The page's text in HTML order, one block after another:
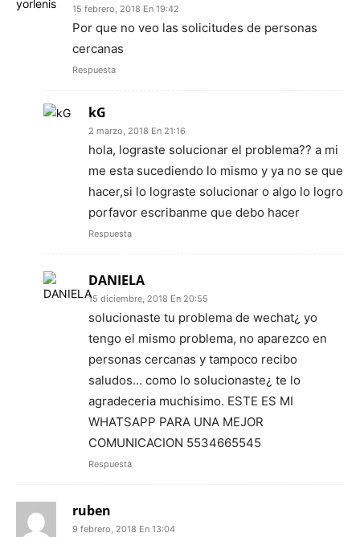
15 febrero, 2018 En 19:42
Por que no veo las solicitudes de personas
cercanas
Respuesta
kG
2 marzo, 2018 En 21:16
hola, lograste solucionar el problema?? a mi
me esta sucediendo lo mismo y ya no se que
hacer,si lo lograste solucionar o algo lo logro
porfavor escribanme que debo hacer
Respuesta
DANIELA
15 diciembre, 2018 En 20:55
solucionaste tu problema de wechat¿ yo
tengo el mismo problema, no aparezco en
personas cercanas y tampoco recibo
saludos… como lo solucionaste¿ te lo
agradeceria muchisimo. ESTE ES MI
WHATSAPP PARA UNA MEJOR
COMUNICACION 5534665545
Respuesta
ruben
9 febrero, 2018 En 13:04